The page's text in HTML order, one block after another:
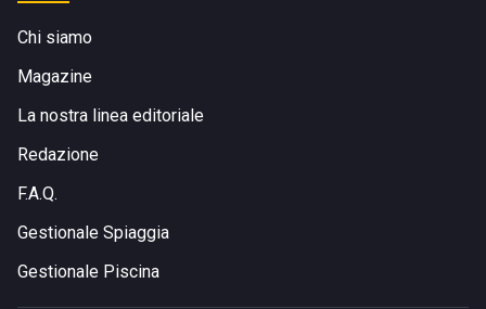
Chi siamo
Magazine
La nostra linea editoriale
Redazione
F.A.Q.
Gestionale Spiaggia
Gestionale Piscina